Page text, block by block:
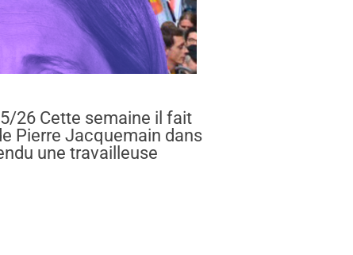
26 Cette semaine il fait
Pierre Jacquemain dans
une travailleuse